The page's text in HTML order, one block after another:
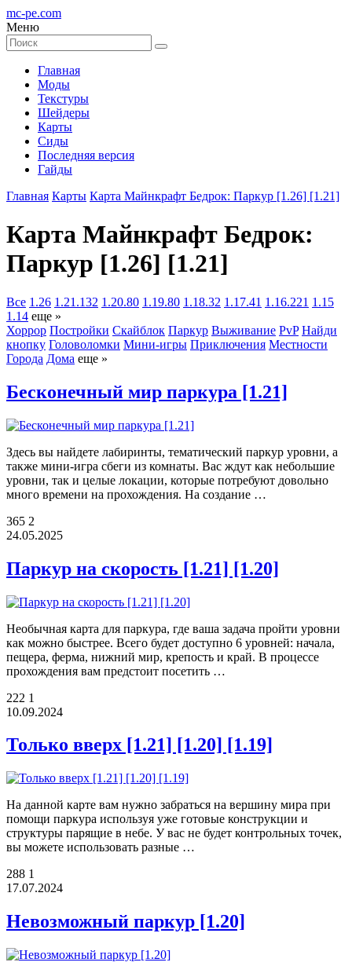
mc-pe.com
Меню
Главная
Моды
Текстуры
Шейдеры
Карты
Сиды
Последняя версия
Гайды
Главная Карты Карта Майнкрафт Бедрок: Паркур [1.26] [1.21]
Карта Майнкрафт Бедрок:
Паркур [1.26] [1.21]
Все 1.26 1.21.132 1.20.80 1.19.80 1.18.32 1.17.41 1.16.221 1.15
1.14 еще »
Хоррор Постройки Скайблок Паркур Выживание PvP Найди
кнопку Головоломки Мини-игры Приключения Местности
Города Дома еще »
Бесконечный мир паркура [1.21]
Здесь вы найдете лабиринты, тематический паркур уровни, а
также мини-игра сбеги из комнаты. Вас ждут как небольшие
уровни, так и целые локации, которые потребуют довольно
много времени на прохождения. На создание …
365 2
24.05.2025
Паркур на скорость [1.21] [1.20]
Необычная карта для паркура, где ваша задача пройти уровни
как можно быстрее. Всего будет доступно 6 уровней: начала,
пещера, ферма, нижний мир, крепость и край. В процессе
прохождения вам предстоит посетить …
222 1
10.09.2024
Только вверх [1.21] [1.20] [1.19]
На данной карте вам нужно забраться на вершину мира при
помощи паркура используя уже готовые конструкции и
структуры парящие в небе. У вас не будет контрольных точек,
вы можете использовать разные …
288 1
17.07.2024
Невозможный паркур [1.20]